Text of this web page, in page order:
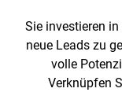
Sie investieren
neue Leads zu
volle
Verknüpfen